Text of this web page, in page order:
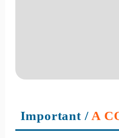
Important/ A